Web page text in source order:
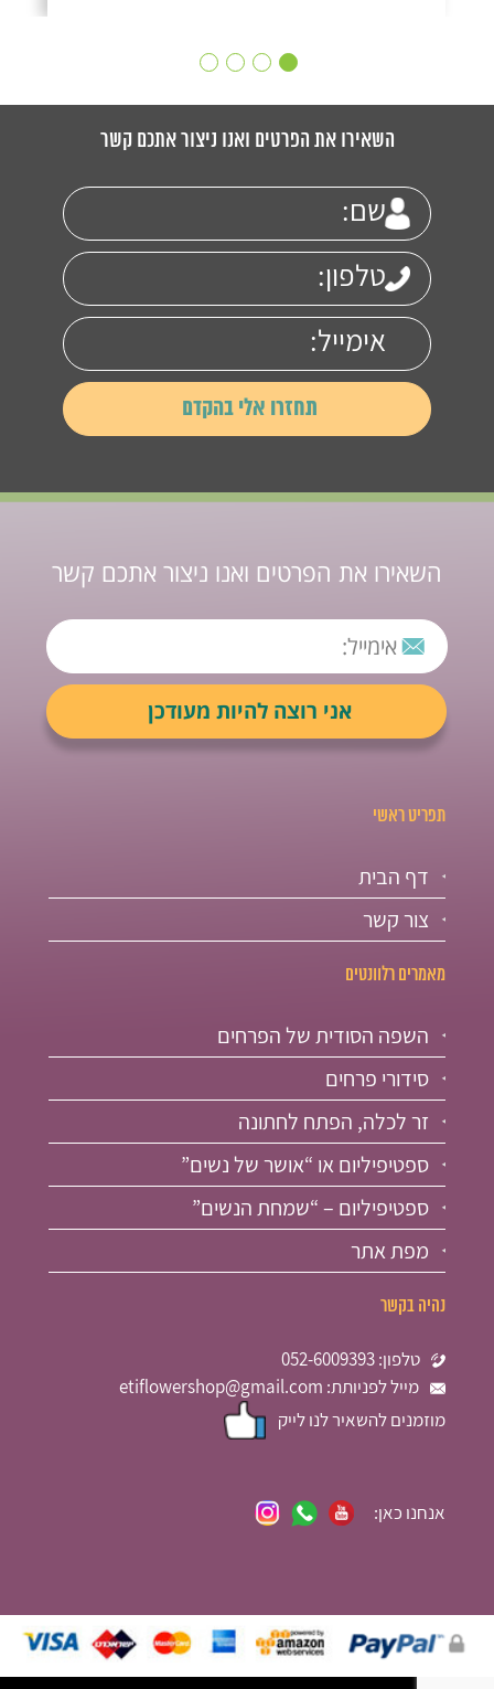
השאירו את הפרטים ואנו ניצור אתכם קשר
השאירו את הפרטים ואנו ניצור אתכם קשר
תפריט ראשי
דף הבית
צור קשר
מאמרים רלוונטים
השפה הסודית של הפרחים
סידורי פרחים
זר לכלה, הפתח לחתונה
ספטיפיליום או “אושר של נשים”
ספטיפיליום – “שמחת הנשים”
מפת אתר
נהיה בקשר
טלפון: 052-6009393
מייל לפניותת: etiflowershop@gmail.com
מוזמנים להשאיר לנו לייק
אנחנו כאן: